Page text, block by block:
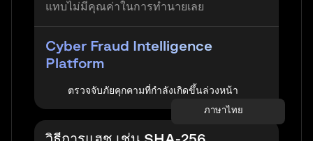
แทบไม่มีคุณค่าในการทำนายเลย
Cyber Fraud Intelligence
Platform
ตรวจจับภัยคุกคามที่กำลังเกิดขึ้นล่วงหน้า
ภาษาไทย